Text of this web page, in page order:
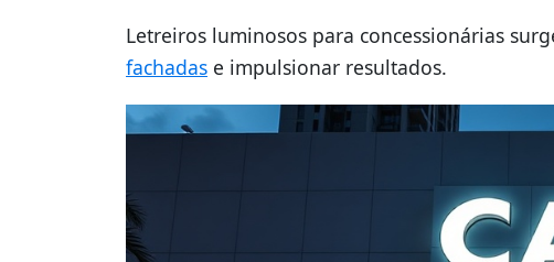
Letreiros luminosos para concessionárias
fachadas e impulsionar resultados.